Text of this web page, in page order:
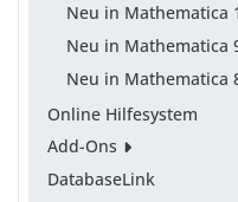
Neu in Mathematica
Neu in Mathematica
Neu in Mathematica
Online Hilfesystem
Add-Ons
DatabaseLink